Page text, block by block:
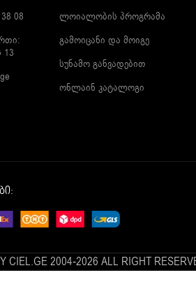
08
ლოიალობის პროგრამა
გამოიცანი და მოიგე
სუნამო განვადებით
ონლაინ კატალოგი
CIEL.GE 2004-2026 ALL RIGHT